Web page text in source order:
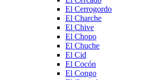
El Cerrogordo
El Charche
El Chive
El Chopo
El Chuche
El Cid
El Cocón
El Congo